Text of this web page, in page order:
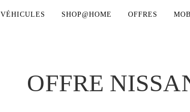
VÉHICULES SHOP@HOME OFFRES
OFFRE